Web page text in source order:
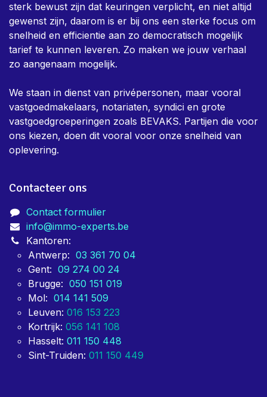
sterk bewust zijn dat keuringen verplicht, en niet altijd
gewenst zijn, daarom is er bij ons een sterke focus om
snelheid en efficientie aan zo democratisch mogelijk
tarief te kunnen leveren. Zo maken we jouw verhaal
zo aangenaam mogelijk.
We staan in dienst van privépersonen, maar vooral
vastgoedmakelaars, notariaten, syndici en grote
vastgoedgroeperingen zoals BEVAKS. Partijen die voor
ons kiezen, doen dit vooral voor onze snelheid van
oplevering.
Contacteer ons
Contact formulier
info@immo-experts.be
Kantoren:
Antwerp: 03 361 70 04
Gent: 09 274 00 24
Brugge: 050 151 019
Mol: 014 141 509
Leuven: 016 153 223
Kortrijk: 056 141 108
Hasselt: 011 150 448
Sint-Truiden: 011 150 449